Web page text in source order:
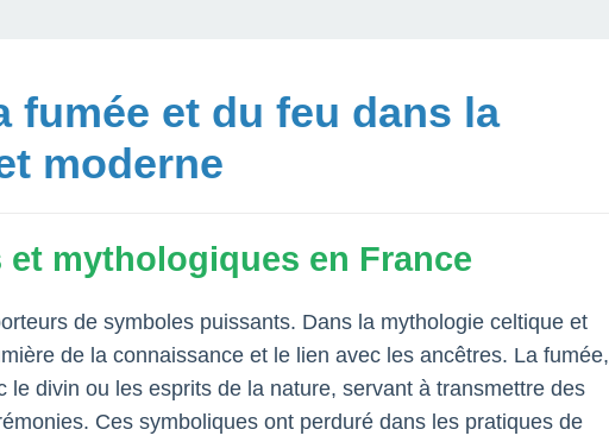
fumée et du feu dans la
moderne
mythologiques en France
de symboles puissants. Dans la mythologie celtique et
de la connaissance et le lien avec les ancêtres. La fumée,
divin ou les esprits de la nature, servant à transmettre des
Ces symboliques ont perduré dans les pratiques de